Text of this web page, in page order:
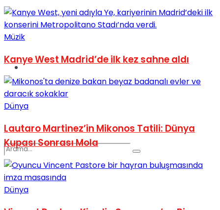
Podcast
Müzik
Kanye West Madrid’de ilk kez sahne aldı
Dünya
Lautaro Martinez’in Mikonos Tatili: Dünya
Kupası Sonrası Mola
Dünya